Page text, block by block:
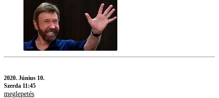
2020. Június 10.
Szerda 11:45
meglepetés